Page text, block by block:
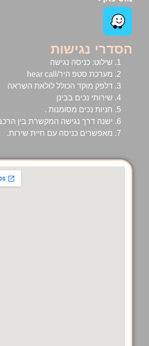
הסדרי נגישות
שילוט: כניסה נגישה
מערכת סטפ היר/hear call
דלפק מוקד הכולל לולאת השראה
שירותי נכים בבינן
חניות נכים מסומנות .
ישנה דרך נגישה המקשרת בין
מאפשרים כניסה עם חיית שירות.